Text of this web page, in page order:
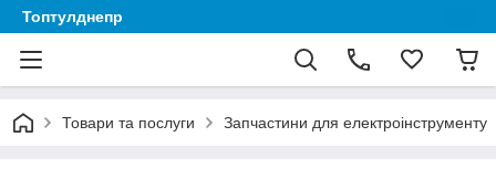
Топтулднепр
Товари та послуги Запчастини для електроінструменту